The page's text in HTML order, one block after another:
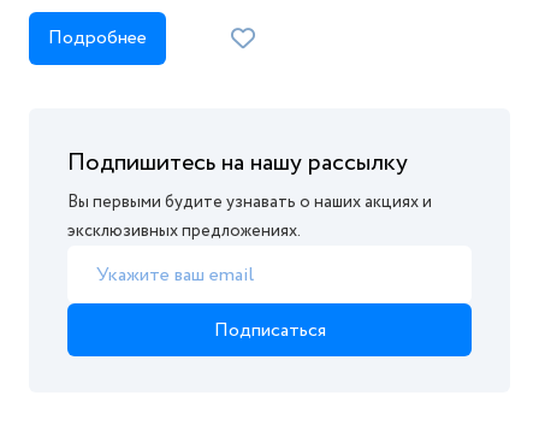
Подробнее
Подпишитесь на нашу рассылку
Вы первыми будите узнавать о наших акциях и
эксклюзивных предложениях.
Подписаться